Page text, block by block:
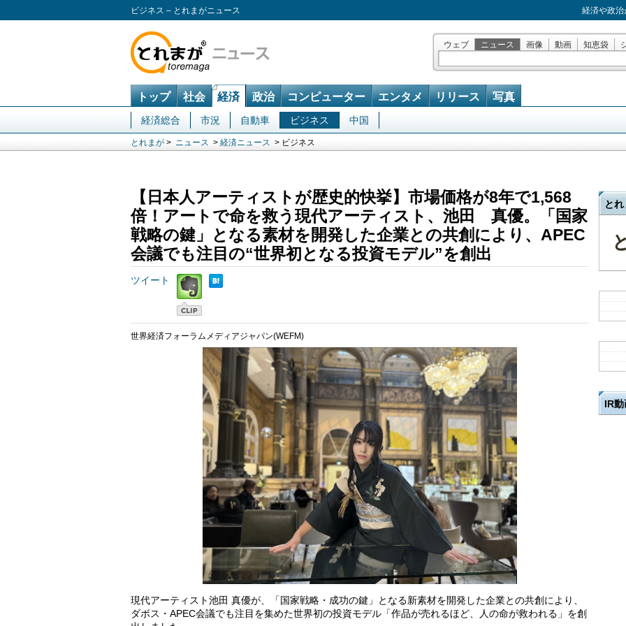
ビジネス – とれまがニュース 経済や政
ウェブ ニュース 画像 動画 知恵袋
トップ 社会 経済 政治 コンピューター エンタメ リリース 写真
経済総合 市況 自動車 ビジネス 中国
とれまが > ニュース > 経済ニュース > ビジネス
【日本人アーティストが歴史的快挙】市場価格が8年で1,568
倍！アートで命を救う現代アーティスト、池田 真優。「国家
戦略の鍵」となる素材を開発した企業との共創により、APEC
会議でも注目の“世界初となる投資モデル”を創出
ツイート
世界経済フォーラムメディアジャパン(WEFM)
現代アーティスト池田 真優が、「国家戦略・成功の鍵」となる新素材を開発した企業との共創により、
ダボス・APEC会議でも注目を集めた世界初の投資モデル「作品が売れるほど、人の命が救われる」を創
とれ
IR動